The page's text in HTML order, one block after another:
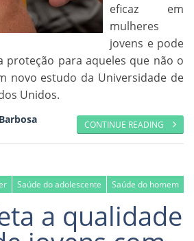
eficaz em
mulheres
jovens e pode
proteção para aqueles que não o
novo estudo da Universidade de
Unidos.
CONTINUE READING
Saúde do adolescente Saúde do homem
a qualidade